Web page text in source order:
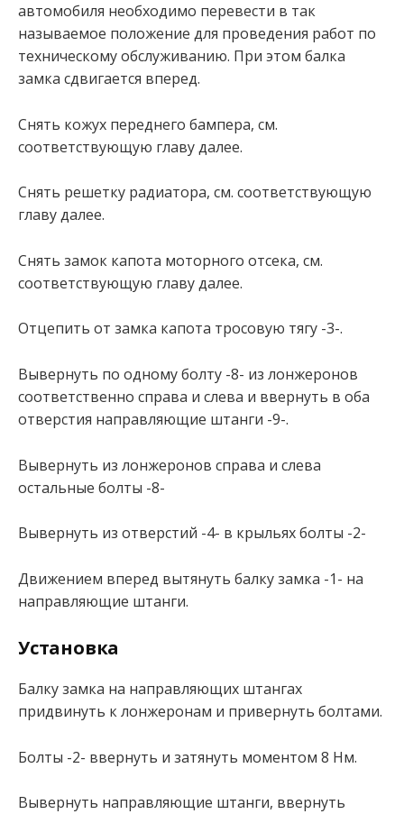
автомобиля необходимо перевести в так
называемое положение для проведения работ по
техническому обслуживанию. При этом балка
замка сдвигается вперед.
Снять кожух переднего бампера, см.
соответствующую главу далее.
Снять решетку радиатора, см. соответствующую
главу далее.
Снять замок капота моторного отсека, см.
соответствующую главу далее.
Отцепить от замка капота тросовую тягу -3-.
Вывернуть по одному болту -8- из лонжеронов
соответственно справа и слева и ввернуть в оба
отверстия направляющие штанги -9-.
Вывернуть из лонжеронов справа и слева
остальные болты -8-
Вывернуть из отверстий -4- в крыльях болты -2-
Движением вперед вытянуть балку замка -1- на
направляющие штанги.
Установка
Балку замка на направляющих штангах
придвинуть к лонжеронам и привернуть болтами.
Болты -2- ввернуть и затянуть моментом 8 Нм.
Вывернуть направляющие штанги, ввернуть